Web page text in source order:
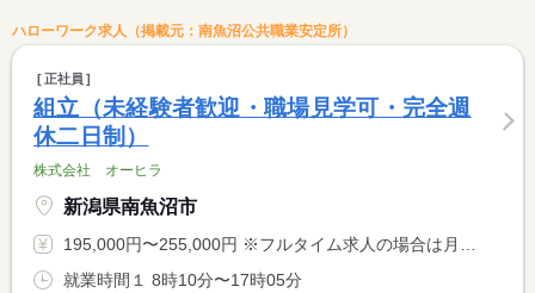
ハローワーク求人（掲載元：南魚沼公共職業安定所）
正社員
組立（未経験者歓迎・職場見学可・完全週
休二日制）
株式会社 オーヒラ
新潟県南魚沼市
195,000円〜255,000円 ※フルタイム求人の場合は月額（換算額）、パート求人の場合は時間額を表示しています。
就業時間１ 8時10分〜17時05分